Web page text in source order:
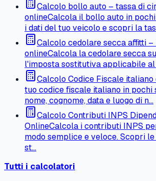
Calcolo bollo auto – tassa di
onlineCalcola il bollo auto in
i dati del tuo veicolo e scopri la
Calcolo cedolare secca affitti –
onlineCalcola la cedolare secca
l'imposta sostitutiva applicabile
Calcolo Codice Fiscale italiano
tuo codice fiscale italiano in pochi
nome, cognome, data e luogo di n…
Calcolo Contributi INPS
OnlineCalcola i contributi INPS
modo semplice e veloce. Scopri
st…
Tutti i calcolatori